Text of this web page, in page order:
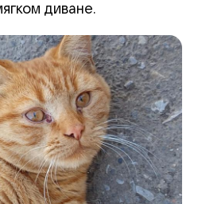
диване.